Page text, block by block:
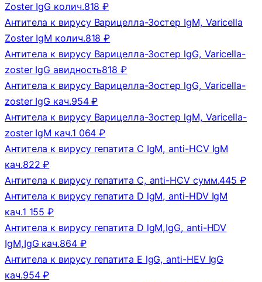
Zoster IgG колич.818 ₽
Антитела к вирусу Варицелла-Зостер IgM, Varicella
Zoster IgM колич.818 ₽
Антитела к вирусу Варицелла-Зостер lgG, Varicella-
zoster IgG авидность818 ₽
Антитела к вирусу Варицелла-Зостер lgG, Varicella-
zoster IgG кач.954 ₽
Антитела к вирусу Варицелла-Зостер lgM, Varicella-
zoster IgM кач.1 064 ₽
Антитела к вирусу гепатита C IgM, anti-HCV IgM
кач.822 ₽
Антитела к вирусу гепатита C, anti-HCV сумм.445 ₽
Антитела к вирусу гепатита D lgM, anti-HDV IgM
кач.1 155 ₽
Антитела к вирусу гепатита D lgM,IgG, anti-HDV
IgM,IgG кач.864 ₽
Антитела к вирусу гепатита E lgG, anti-HEV IgG
кач.954 ₽